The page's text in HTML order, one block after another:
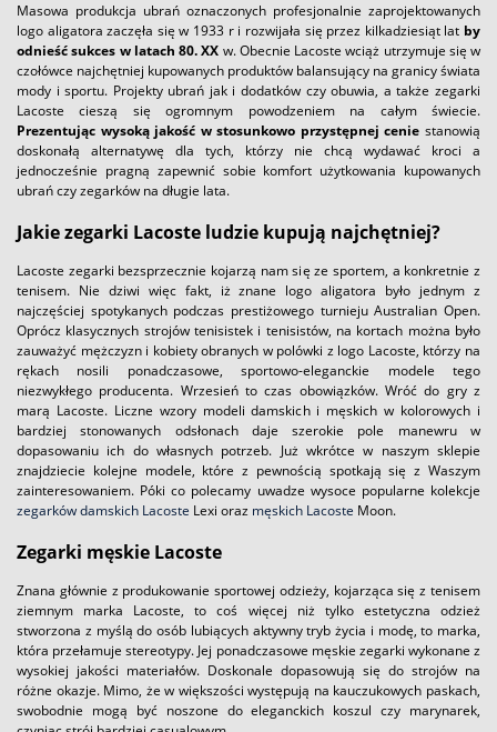
Masowa produkcja ubrań oznaczonych profesjonalnie zaprojektowanych
logo aligatora zaczęła się w 1933 r i rozwijała się przez kilkadziesiąt lat by
odnieść sukces w latach 80. XX w. Obecnie Lacoste wciąż utrzymuje się w
czołówce najchętniej kupowanych produktów balansujący na granicy świata
mody i sportu. Projekty ubrań jak i dodatków czy obuwia, a także zegarki
Lacoste cieszą się ogromnym powodzeniem na całym świecie.
Prezentując wysoką jakość w stosunkowo przystępnej cenie stanowią
doskonałą alternatywę dla tych, którzy nie chcą wydawać kroci a
jednocześnie pragną zapewnić sobie komfort użytkowania kupowanych
ubrań czy zegarków na długie lata.
Jakie zegarki Lacoste ludzie kupują najchętniej?
Lacoste zegarki bezsprzecznie kojarzą nam się ze sportem, a konkretnie z
tenisem. Nie dziwi więc fakt, iż znane logo aligatora było jednym z
najczęściej spotykanych podczas prestiżowego turnieju Australian Open.
Oprócz klasycznych strojów tenisistek i tenisistów, na kortach można było
zauważyć mężczyzn i kobiety obranych w polówki z logo Lacoste, którzy na
rękach nosili ponadczasowe, sportowo-eleganckie modele tego
niezwykłego producenta. Wrzesień to czas obowiązków. Wróć do gry z
marą Lacoste. Liczne wzory modeli damskich i męskich w kolorowych i
bardziej stonowanych odsłonach daje szerokie pole manewru w
dopasowaniu ich do własnych potrzeb. Już wkrótce w naszym sklepie
znajdziecie kolejne modele, które z pewnością spotkają się z Waszym
zainteresowaniem. Póki co polecamy uwadze wysoce popularne kolekcje
zegarków damskich Lacoste Lexi oraz męskich Lacoste Moon.
Zegarki męskie Lacoste
Znana głównie z produkowanie sportowej odzieży, kojarząca się z tenisem
ziemnym marka Lacoste, to coś więcej niż tylko estetyczna odzież
stworzona z myślą do osób lubiących aktywny tryb życia i modę, to marka,
która przełamuje stereotypy. Jej ponadczasowe męskie zegarki wykonane z
wysokiej jakości materiałów. Doskonale dopasowują się do strojów na
różne okazje. Mimo, że w większości występują na kauczukowych paskach,
swobodnie mogą być noszone do eleganckich koszul czy marynarek,